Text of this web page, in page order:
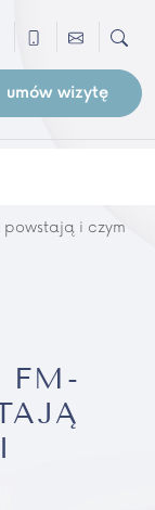
umów wizytę
powstają i czym
FM-